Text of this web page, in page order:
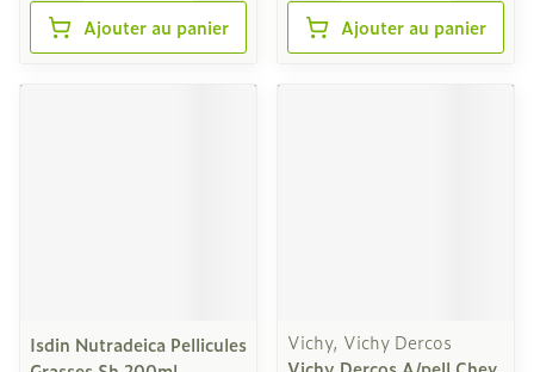
Ajouter au panier Ajouter au panier
Isdin Nutradeica Pellicules
Vichy, Vichy Dercos